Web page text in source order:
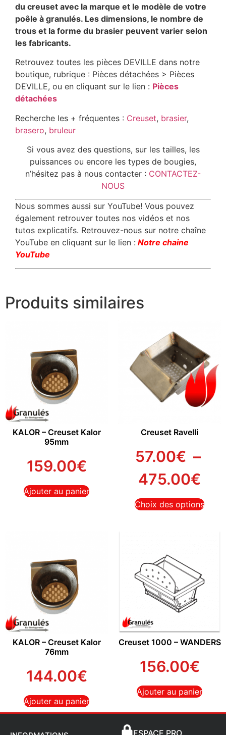
du creuset avec la marque et le modèle de votre
poêle à granulés. Les dimensions, le nombre de
trous et la forme du brasier peuvent varier selon
les fabricants.
Retrouvez toutes les pièces DEVILLE dans notre
boutique, rubrique : Pièces détachées > Pièces
DEVILLE, ou en cliquant sur le lien : Pièces
détachées
Recherche les + fréquentes : Creuset, brasier,
brasero, bruleur
Si vous avez des questions, sur les tailles, les
puissances ou encore les types de bougies,
n’hésitez pas à nous contacter : CONTACTEZ-
NOUS
Nous sommes aussi sur YouTube! Vous pouvez
également retrouver toutes nos vidéos et nos
tutos explicatifs. Retrouvez-nous sur notre chaîne
YouTube en cliquant sur le lien : Notre chaine
YouTube
Produits similaires
KALOR – Creuset Kalor
95mm
159.00€
Ajouter au panier
Creuset Ravelli
57.00€ –
475.00€
Choix des options
KALOR – Creuset Kalor
76mm
144.00€
Ajouter au panier
Creuset 1000 – WANDERS
156.00€
Ajouter au panier
ESPACE PRO